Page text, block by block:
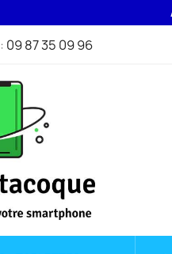
A
09 87 35 09 96